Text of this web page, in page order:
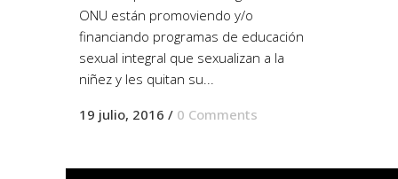
ONU están promoviendo y/o
financiando programas de educación
sexual integral que sexualizan a la
niñez y les quitan su...
19 julio, 2016 / 0 Comments